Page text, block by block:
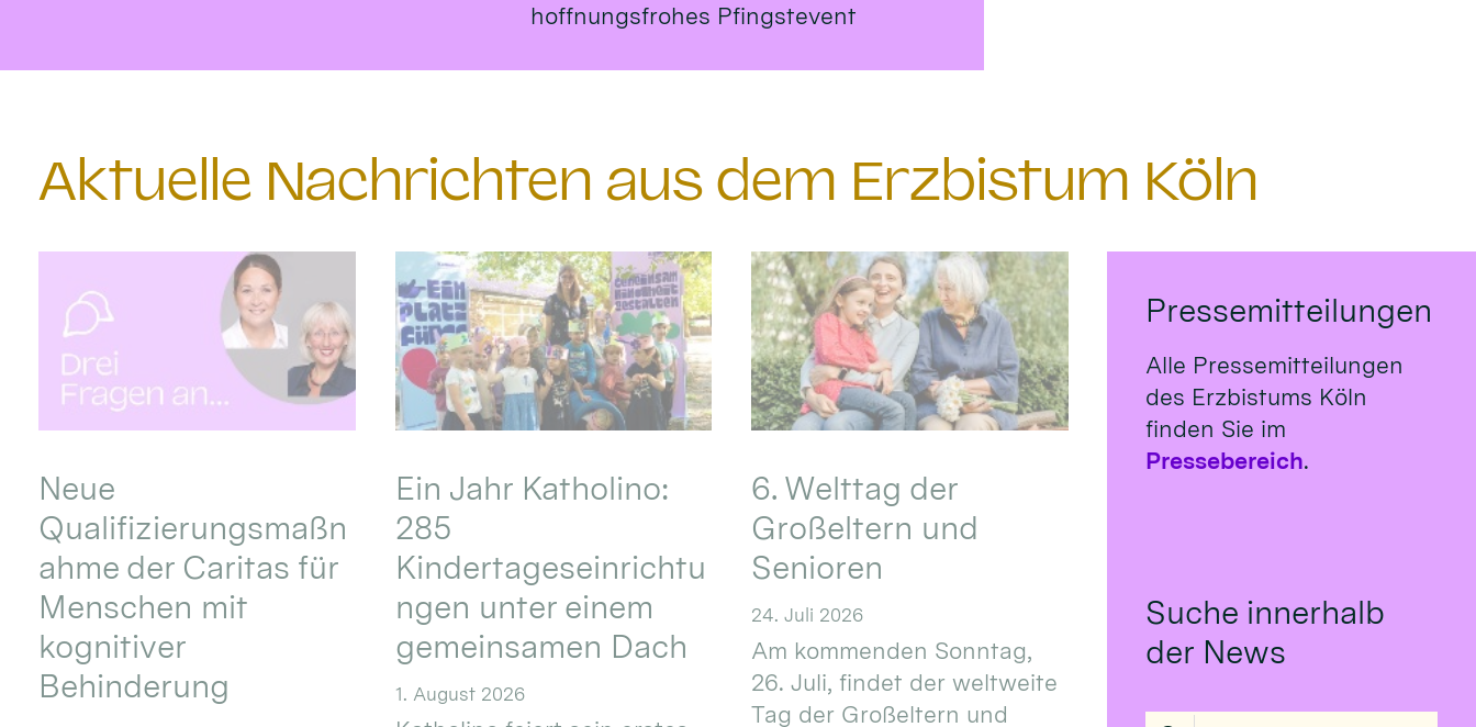
hoffnungsfrohes Pfingstevent
Aktuelle Nachrichten aus dem Erzbistum Köln
Neue
Qualifizierungsmaßn
ahme der Caritas für
Menschen mit
kognitiver
Behinderung
Ein Jahr Katholino:
285
Kindertageseinrichtu
ngen unter einem
gemeinsamen Dach
1. August 2026
6. Welttag der
Großeltern und
Senioren
24. Juli 2026
Am kommenden Sonntag,
26. Juli, findet der weltweite
Tag der Großeltern und
Pressemitteilungen
Alle Pressemitteilungen
des Erzbistums Köln
finden Sie im
Pressebereich.
Suche innerhalb
der News